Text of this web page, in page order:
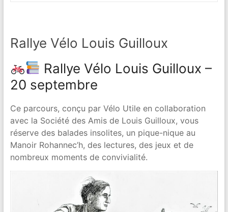
Rallye Vélo Louis Guilloux
Rallye Vélo Louis Guilloux –
20 septembre
Ce parcours, conçu par Vélo Utile en collaboration
avec la Société des Amis de Louis Guilloux, vous
réserve des balades insolites, un pique-nique au
Manoir Rohannec’h, des lectures, des jeux et de
nombreux moments de convivialité.